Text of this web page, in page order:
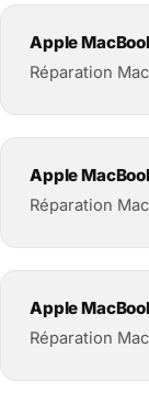
Apple
Réparation
Apple
Réparation
Apple
Réparation